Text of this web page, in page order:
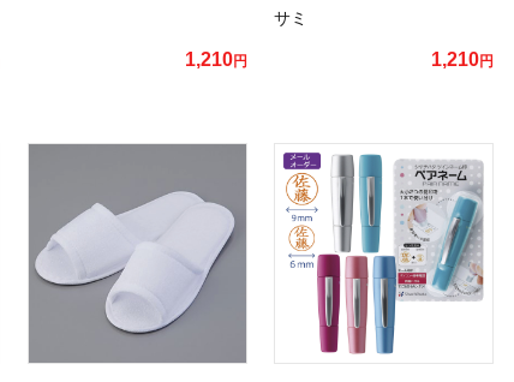
1,210円
サミ
1,210円